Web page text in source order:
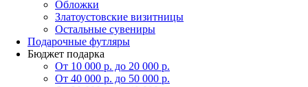
Обложки
Златоустовские визитницы
Остальные сувениры
Подарочные футляры
Бюджет подарка
От 10 000 р. до 20 000 р.
От 40 000 р. до 50 000 р.